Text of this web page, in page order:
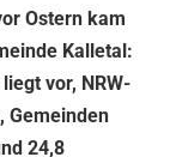
Ostern kam
Kalletal:
vor, NRW-
Gemeinden
24,8